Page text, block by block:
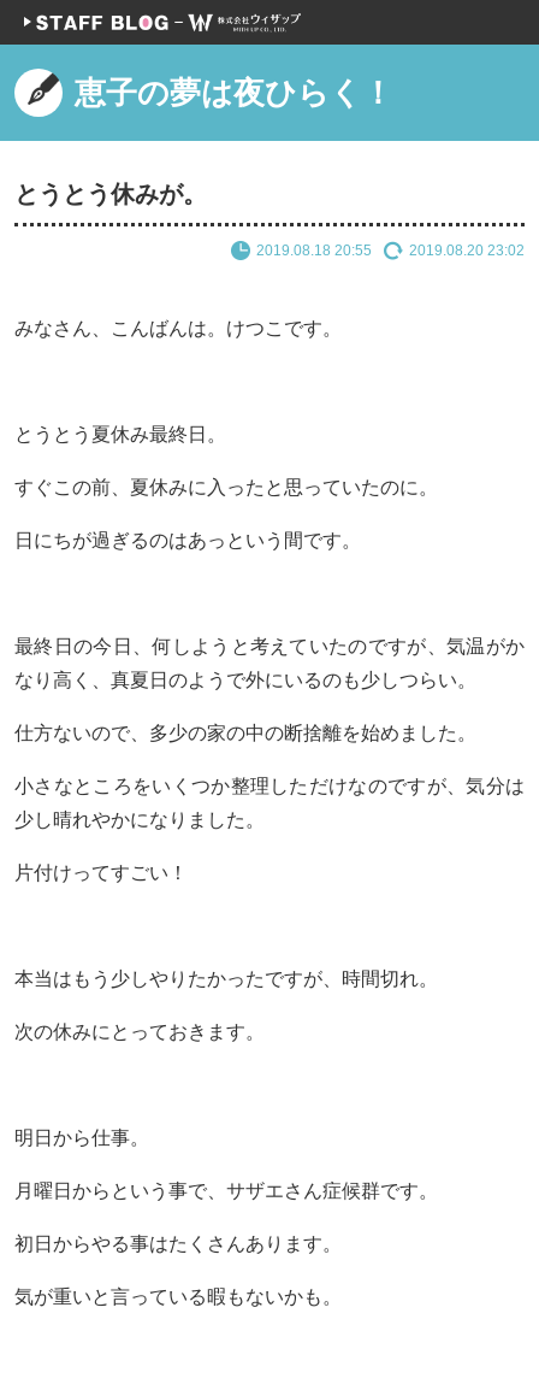
恵子の夢は夜ひらく！
とうとう休みが。
2019.08.18 20:55 2019.08.20 23:02
みなさん、こんばんは。けつこです。
とうとう夏休み最終日。
すぐこの前、夏休みに入ったと思っていたのに。
日にちが過ぎるのはあっという間です。
最終日の今日、何しようと考えていたのですが、気温がか
なり高く、真夏日のようで外にいるのも少しつらい。
仕方ないので、多少の家の中の断捨離を始めました。
小さなところをいくつか整理しただけなのですが、気分は
少し晴れやかになりました。
片付けってすごい！
本当はもう少しやりたかったですが、時間切れ。
次の休みにとっておきます。
明日から仕事。
月曜日からという事で、サザエさん症候群です。
初日からやる事はたくさんあります。
気が重いと言っている暇もないかも。